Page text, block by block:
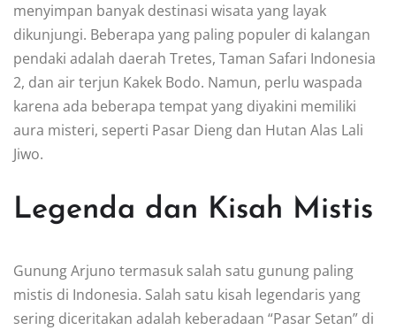
menyimpan banyak destinasi wisata yang layak
dikunjungi. Beberapa yang paling populer di kalangan
pendaki adalah daerah Tretes, Taman Safari Indonesia
2, dan air terjun Kakek Bodo. Namun, perlu waspada
karena ada beberapa tempat yang diyakini memiliki
aura misteri, seperti Pasar Dieng dan Hutan Alas Lali
Jiwo.
Legenda dan Kisah Mistis
Gunung Arjuno termasuk salah satu gunung paling
mistis di Indonesia. Salah satu kisah legendaris yang
sering diceritakan adalah keberadaan “Pasar Setan” di